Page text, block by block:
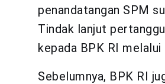
penandatangan SPM
Tindak lanjut
kepada BPK RI
Sebelumnya, BPK RI